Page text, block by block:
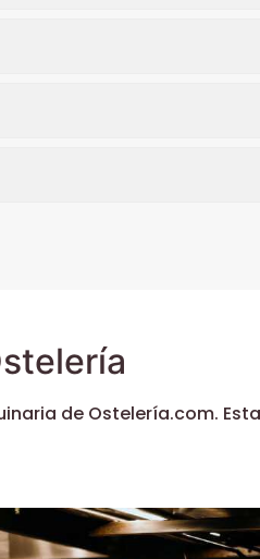
de Ostelería.com.